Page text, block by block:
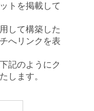
トを掲載して
して構築した
へリンクを表
記のようにク
します。